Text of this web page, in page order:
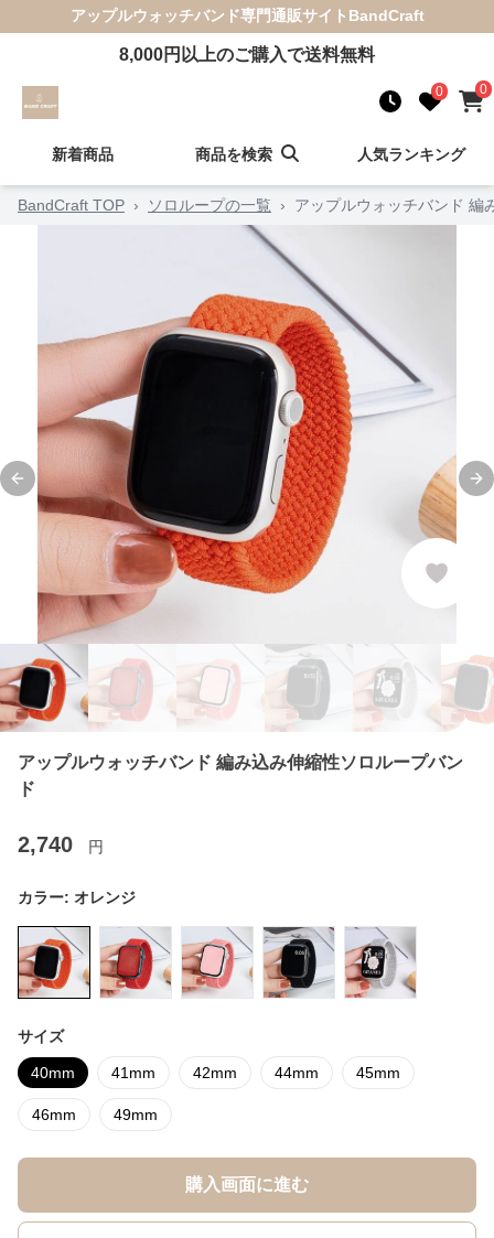
アップルウォッチバンド専門通販サイト BandCraft
8,000円以上のご購入で送料無料
0 0
新着商品 商品を検索 人気ランキング
BandCraft TOP › ソロループの一覧 › アップルウォッチバンド 編
Previous slide
アップルウォッチバンド 編み込み伸縮性ソロループバン
ド
2,740 円
カラー: オレンジ
サイズ
40mm 41mm 42mm 44mm 45mm
46mm 49mm
購入画面に進む